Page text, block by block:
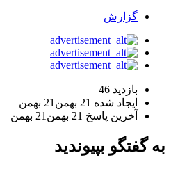
گزارش
بازدید 46
ایجاد شده 21 بهمن
21 بهمن
آخرین پاسخ 21 بهمن 21 بهمن
به گفتگو بپیوندید